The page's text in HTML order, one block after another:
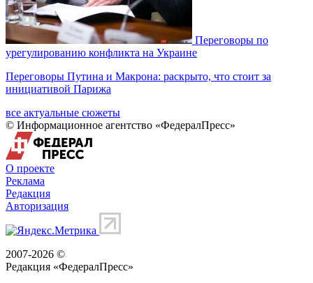
Переговоры по
урегулированию конфликта на Украине
Переговоры Путина и Макрона: раскрыто, что стоит за
инициативой Парижа
все актуальные сюжеты
© Информационное агентство «ФедералПресс»
О проекте
Реклама
Редакция
Авторизация
2007-2026 ©
Редакция «ФедералПресс»